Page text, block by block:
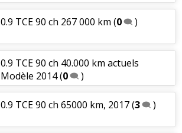
0.9 TCE 90 ch 267 000 km (0 )
0.9 TCE 90 ch 40.000 km actuels
Modèle 2014(0 )
0.9 TCE 90 ch 65000 km, 2017(3 )